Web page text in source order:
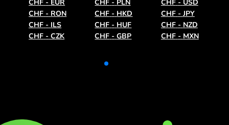
CHF - EUR CHF - PLN CHF - USD
CHF - RON CHF - HKD CHF - JPY
CHF - ILS CHF - HUF CHF - NZD
CHF - CZK CHF - GBP CHF - MXN